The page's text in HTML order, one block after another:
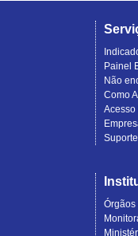
Painel
Não
Como
Acesso
Suporte
Órgãos